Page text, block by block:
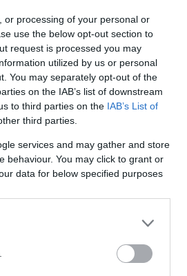
or processing of your personal or
use the below opt-out section to
request is processed you may
utilized by us or personal
You may separately opt-out of the
on the IAB’s list of downstream
to third parties on the IAB’s List of
third parties.
services and may gather and store
behaviour. You may click to grant or
data for below specified purposes
iránti keresletet
állók
Politika és film